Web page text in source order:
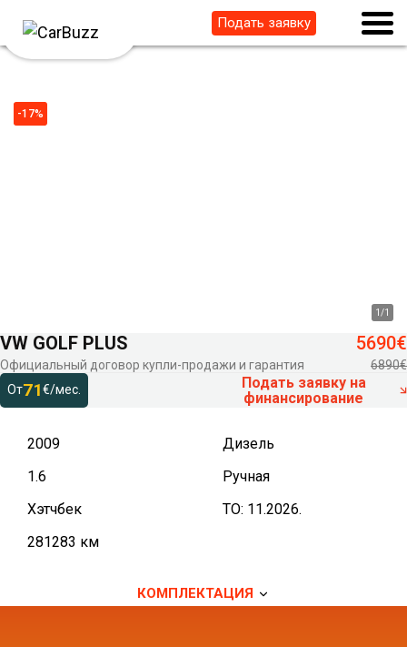
Подать заявку
1 /1
-17%
VW GOLF PLUS
Официальный договор купли-продажи и гарантия
5690€
6890€
От71€/мес.
Подать заявку на
финансирование
2009
Дизель
1.6
Ручная
Хэтчбек
TO: 11.2026.
281283 км
КОМПЛЕКТАЦИЯ